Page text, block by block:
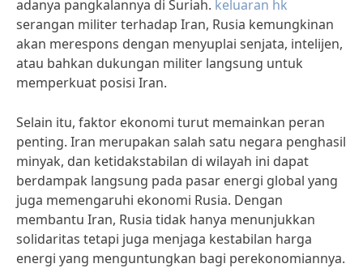
adanya pangkalannya di Suriah. keluaran hk
serangan militer terhadap Iran, Rusia kemungkinan
akan merespons dengan menyuplai senjata, intelijen,
atau bahkan dukungan militer langsung untuk
memperkuat posisi Iran.
Selain itu, faktor ekonomi turut memainkan peran
penting. Iran merupakan salah satu negara penghasil
minyak, dan ketidakstabilan di wilayah ini dapat
berdampak langsung pada pasar energi global yang
juga memengaruhi ekonomi Rusia. Dengan
membantu Iran, Rusia tidak hanya menunjukkan
solidaritas tetapi juga menjaga kestabilan harga
energi yang menguntungkan bagi perekonomiannya.